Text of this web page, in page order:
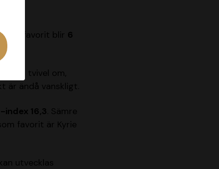
klar favorit blir 6
inga tvivel om,
är ändå vanskligt.
index 16,3 . Sämre
favorit är Kyrie
utvecklas